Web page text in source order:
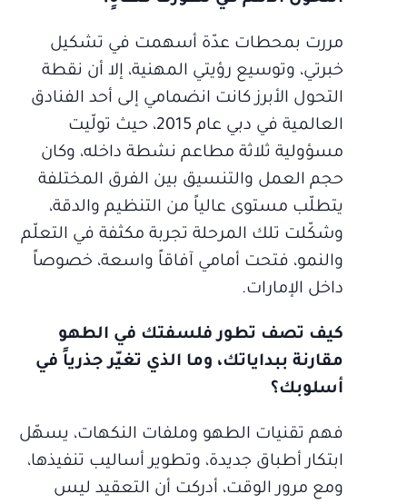
مررت بمحطات عدّة أسهمت في تشكيل
خبرتي، وتوسيع رؤيتي المهنية، إلا أن نقطة
التحول الأبرز كانت انضمامي إلى أحد الفنادق
العالمية في دبي عام 2015، حيث تولّيت
مسؤولية ثلاثة مطاعم نشطة داخله، وكان
حجم العمل والتنسيق بين الفرق المختلفة
يتطلّب مستوى عالياً من التنظيم والدقة،
وشكّلت تلك المرحلة تجربة مكثفة في التعلّم
والنمو، فتحت أمامي آفاقاً واسعة، خصوصاً
داخل الإمارات.
كيف تصف تطور فلسفتك في الطهو
مقارنة ببداياتك، وما الذي تغيّر جذرياً في
أسلوبك؟
فهم تقنيات الطهو وملفات النكهات، يسهّل
ابتكار أطباق جديدة، وتطوير أساليب تنفيذها،
ومع مرور الوقت، أدركت أن التعقيد ليس